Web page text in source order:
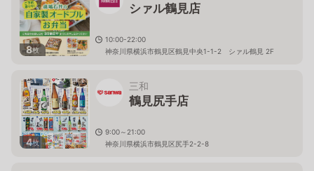
8枚
シァル鶴見店
10:00-22:00
神奈川県横浜市鶴見区鶴見中央1-1-2 シァル鶴見 2F
4枚
三和
鶴見尻手店
9:00～21:00
神奈川県横浜市鶴見区尻手2-2-8